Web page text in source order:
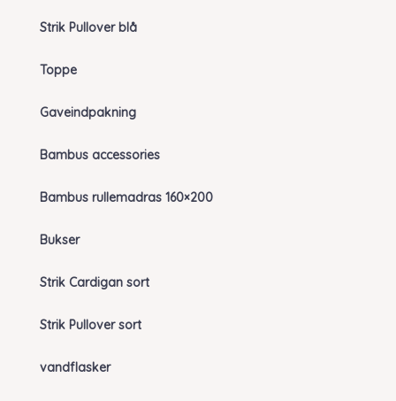
Strik Pullover blå
Toppe
Gaveindpakning
Bambus accessories
Bambus rullemadras 160×200
Bukser
Strik Cardigan sort
Strik Pullover sort
vandflasker